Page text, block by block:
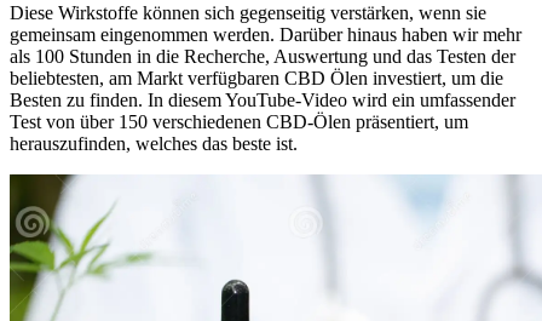
Diese Wirkstoffe können sich gegenseitig verstärken, wenn sie
gemeinsam eingenommen werden. Darüber hinaus haben wir mehr
als 100 Stunden in die Recherche, Auswertung und das Testen der
beliebtesten, am Markt verfügbaren CBD Ölen investiert, um die
Besten zu finden. In diesem YouTube-Video wird ein umfassender
Test von über 150 verschiedenen CBD-Ölen präsentiert, um
herauszufinden, welches das beste ist.